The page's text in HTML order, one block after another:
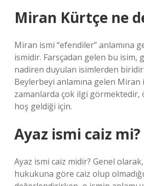
Miran Kürtçe ne
Miran ismi “efendiler” anlamına
ismidir. Farsçadan gelen bu isim,
nadiren duyulan isimlerden
Beylerbeyi anlamına gelen Miran
zamanlarda çok ilgi görmektedir,
hoş geldiği için.
Ayaz ismi caiz mi?
Ayaz ismi caiz midir? Genel
hukukuna göre caiz olup